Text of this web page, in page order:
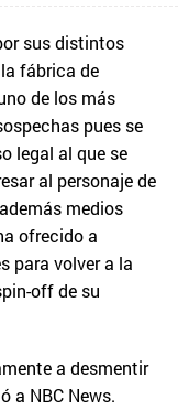
sus distintos
fábrica de
de los más
pues se
legal al que se
al personaje de
medios
ofrecido a
para volver a la
off de su
a desmentir
a NBC News.